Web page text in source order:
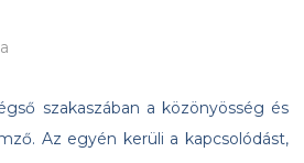
szakaszában a közönyösség és
Az egyén kerüli a kapcsolódást,